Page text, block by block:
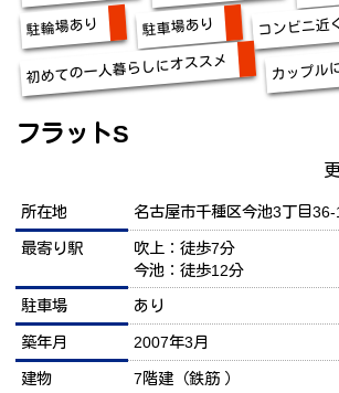
駐輪場あり 駐車場あり コンビニ近
初めての一人暮らしにオススメ カップル
フラットS
所在地 名古屋市千種区今池3丁目36-
最寄り駅
吹上：徒歩7分
今池：徒歩12分
駐車場
あり
築年月 2007年3月
建物 7階建（鉄筋 ）